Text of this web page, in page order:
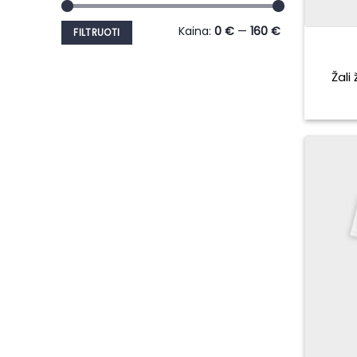
Min
kaina
Maks
kaina
FILTRUOTI Kaina: 0 € — 160 €
Žali